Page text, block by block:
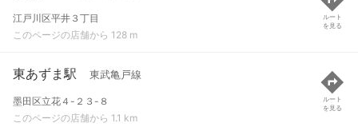
江戸川区平井３丁目
このページの店舗から 128 m
ルート
を見る
東あずま駅 東武亀戸線
墨田区立花４-２３-８
このページの店舗から 1.1 km
ルート
を見る